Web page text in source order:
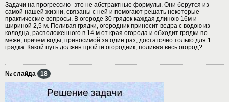
Задачи на прогрессию- это не абстрактные формулы. Они берутся из
самой нашей жизни, связаны с ней и помогают решать некоторые
практические вопросы. В огороде 30 грядок каждая длиною 16м и
шириной 2,5 м. Поливая грядки, огородник приносит ведра с водою из
колодца, расположенного в 14 м от края огорода и обходит грядки по
меже, причем воды, приносимой за один раз, достаточно только для 1
грядка. Какой путь должен пройти огородник, поливая весь огород?
№ слайда 18